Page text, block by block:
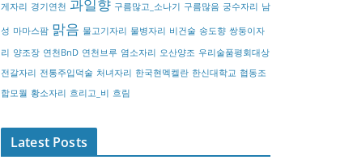
게자리 경기연천 과일향 구름많고_소나기 구름많음 궁수자리 남
성 마마스팜 맑음 물고기자리 물병자리 비건술 송도향 쌍둥이자
리 양조장 연천BnD 연천브루 염소자리 오산양조 우리술품평회대상
전갈자리 전통주입덕술 처녀자리 한국현멕켈란 한신대학교 협동조
합모월 황소자리 흐리고_비 흐림
Latest Posts